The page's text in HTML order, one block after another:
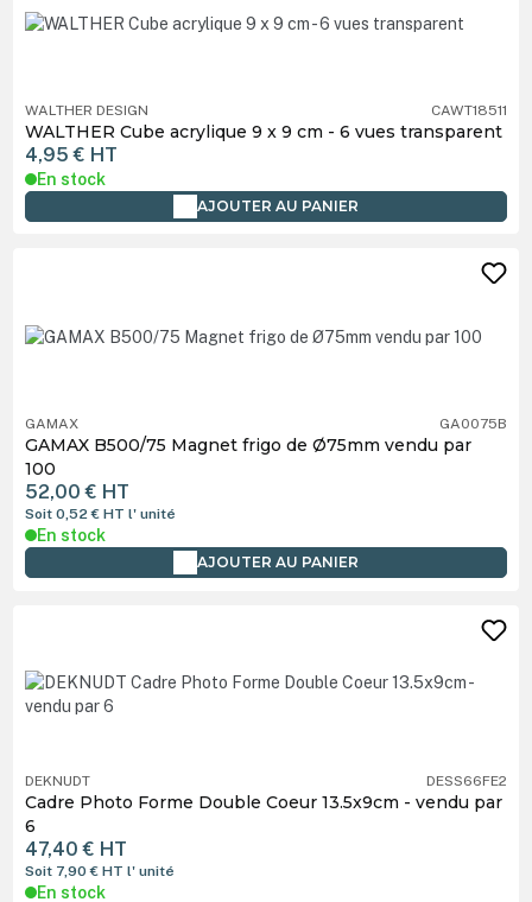
WALTHER DESIGN CAWT18511
WALTHER Cube acrylique 9 x 9 cm - 6 vues transparent
4,95 € HT
En stock
AJOUTER AU PANIER
GAMAX GA0075B
GAMAX B500/75 Magnet frigo de Ø75mm vendu par
100
52,00 € HT
Soit 0,52 €HTl' unité
En stock
AJOUTER AU PANIER
DEKNUDT DESS66FE2
Cadre Photo Forme Double Coeur 13.5x9cm - vendu par
6
47,40 € HT
Soit 7,90 €HTl' unité
En stock